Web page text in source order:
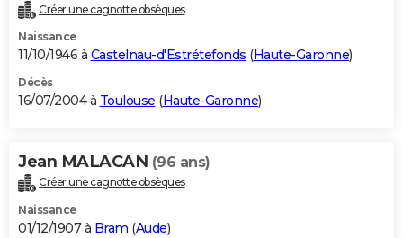
Créer une cagnotte obsèques
Naissance
11/10/1946 à Castelnau-d'Estrétefonds (Haute-Garonne)
Décès
16/07/2004 à Toulouse (Haute-Garonne)
Jean MALACAN (96 ans)
Créer une cagnotte obsèques
Naissance
01/12/1907 à Bram (Aude)